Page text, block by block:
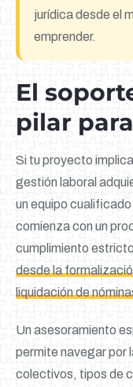
jurídica desde el
emprender.
El
pilar
Si tu proyecto
gestión laboral
un equipo
comienza con un
cumplimiento
desde la
liquidación de
Un asesoramiento
permite navegar por
colectivos, tipos de